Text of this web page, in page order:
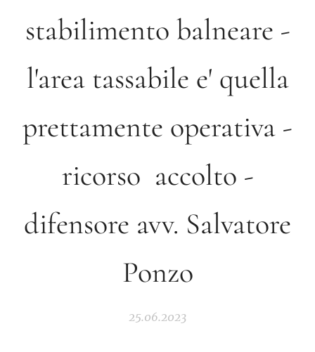
stabilimento balneare -
l'area tassabile e' quella
prettamente operativa -
ricorso accolto -
difensore avv. Salvatore
Ponzo
25.06.2023